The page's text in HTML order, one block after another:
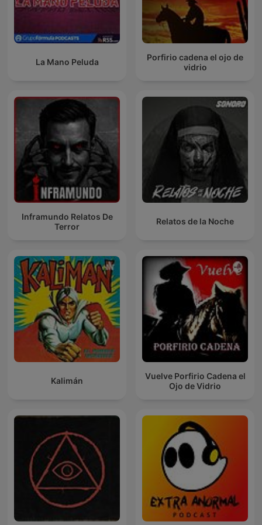
La Mano Peluda
Porfirio cadena el ojo de
vidrio
Inframundo Relatos De
Terror
Relatos de la Noche
Kalimán
Vuelve Porfirio Cadena el
Ojo de Vidrio